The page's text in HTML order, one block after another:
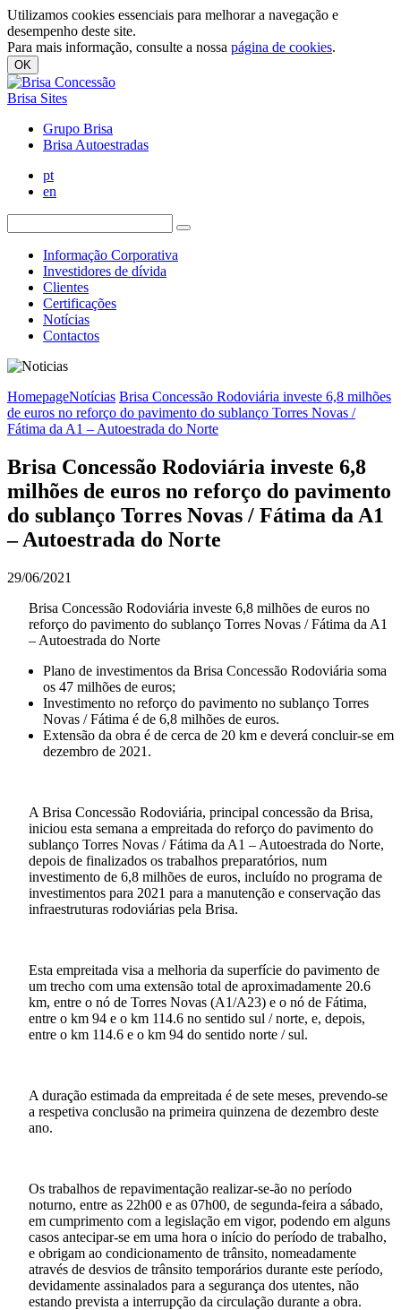
Utilizamos cookies essenciais para melhorar a navegação e
desempenho deste site.
Para mais informação, consulte a nossa página de cookies.
OK
Brisa Sites
Grupo Brisa
Brisa Autoestradas
pt
en
Informação Corporativa
Investidores de dívida
Clientes
Certificações
Notícias
Contactos
HomepageNotícias Brisa Concessão Rodoviária investe 6,8 milhões
de euros no reforço do pavimento do sublanço Torres Novas /
Fátima da A1 – Autoestrada do Norte
Brisa Concessão Rodoviária investe 6,8
milhões de euros no reforço do pavimento
do sublanço Torres Novas / Fátima da A1
– Autoestrada do Norte
29/06/2021
Brisa Concessão Rodoviária investe 6,8 milhões de euros no
reforço do pavimento do sublanço Torres Novas / Fátima da A1
– Autoestrada do Norte
Plano de investimentos da Brisa Concessão Rodoviária soma
os 47 milhões de euros;
Investimento no reforço do pavimento no sublanço Torres
Novas / Fátima é de 6,8 milhões de euros.
Extensão da obra é de cerca de 20 km e deverá concluir-se em
dezembro de 2021.
A Brisa Concessão Rodoviária, principal concessão da Brisa,
iniciou esta semana a empreitada do reforço do pavimento do
sublanço Torres Novas / Fátima da A1 – Autoestrada do Norte,
depois de finalizados os trabalhos preparatórios, num
investimento de 6,8 milhões de euros, incluído no programa de
investimentos para 2021 para a manutenção e conservação das
infraestruturas rodoviárias pela Brisa.
Esta empreitada visa a melhoria da superfície do pavimento de
um trecho com uma extensão total de aproximadamente 20.6
km, entre o nó de Torres Novas (A1/A23) e o nó de Fátima,
entre o km 94 e o km 114.6 no sentido sul / norte, e, depois,
entre o km 114.6 e o km 94 do sentido norte / sul.
A duração estimada da empreitada é de sete meses, prevendo-se
a respetiva conclusão na primeira quinzena de dezembro deste
ano.
Os trabalhos de repavimentação realizar-se-ão no período
noturno, entre as 22h00 e as 07h00, de segunda-feira a sábado,
em cumprimento com a legislação em vigor, podendo em alguns
casos antecipar-se em uma hora o início do período de trabalho,
e obrigam ao condicionamento de trânsito, nomeadamente
através de desvios de trânsito temporários durante este período,
devidamente assinalados para a segurança dos utentes, não
estando prevista a interrupção da circulação durante a obra.